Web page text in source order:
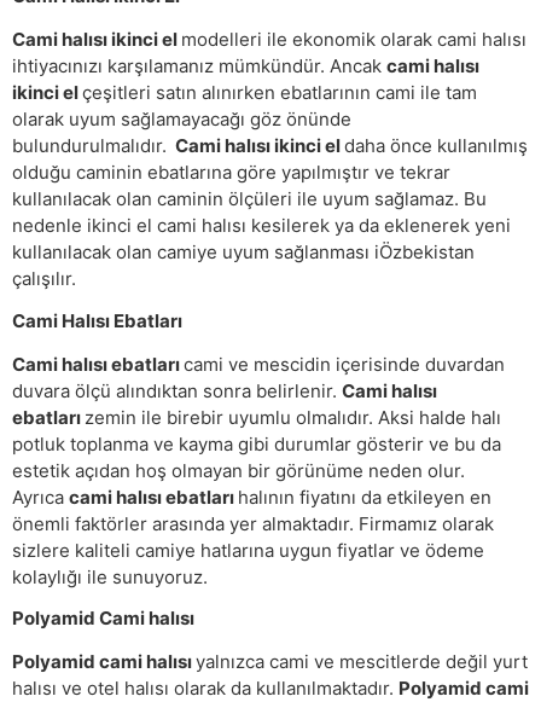
Cami halısı ikinci el modelleri ile ekonomik olarak cami halısı
ihtiyacınızı karşılamanız mümkündür. Ancak cami halısı
ikinci elçeşitleri satın alınırken ebatlarının cami ile tam
olarak uyum sağlamayacağı göz önünde
bulundurulmalıdır. Cami halısı ikinci eldaha önce kullanılmış
olduğu caminin ebatlarına göre yapılmıştır ve tekrar
kullanılacak olan caminin ölçüleri ile uyum sağlamaz. Bu
nedenle ikinci el cami halısı kesilerek ya da eklenerek yeni
kullanılacak olan camiye uyum sağlanması iÖzbekistan
çalışılır.
Cami Halısı Ebatları
Cami halısı ebatlarıcami ve mescidin içerisinde duvardan
duvara ölçü alındıktan sonra belirlenir. Cami halısı
ebatları zemin ile birebir uyumlu olmalıdır. Aksi halde halı
potluk toplanma ve kayma gibi durumlar gösterir ve bu da
estetik açıdan hoş olmayan bir görünüme neden olur.
Ayrıca cami halısı ebatları halının fiyatını da etkileyen en
önemli faktörler arasında yer almaktadır. Firmamız olarak
sizlere kaliteli camiye hatlarına uygun fiyatlar ve ödeme
kolaylığı ile sunuyoruz.
Polyamid Cami halısı
Polyamid cami halısıyalnızca cami ve mescitlerde değil yurt
halısı ve otel halısı olarak da kullanılmaktadır. Polyamid cami